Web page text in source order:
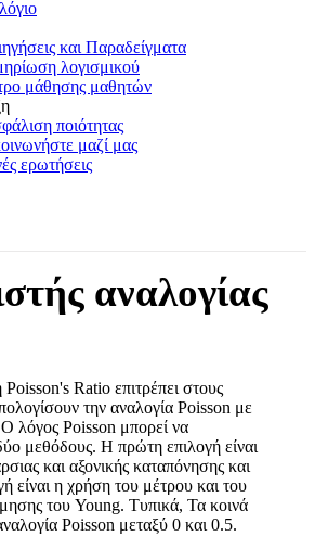
και Παραδείγματα
λογισμικού
μάθησης μαθητών
ποιότητας
μαζί μας
ερωτήσεις
αναλογίας
Ratio επιτρέπει στους
την αναλογία Poisson με
λόγος Poisson μπορεί να
μεθόδους. Η πρώτη επιλογή είναι
και αξονικής καταπόνησης και
είναι η χρήση του μέτρου και του
του Young. Τυπικά, Τα κοινά
Poisson μεταξύ 0 και 0.5.